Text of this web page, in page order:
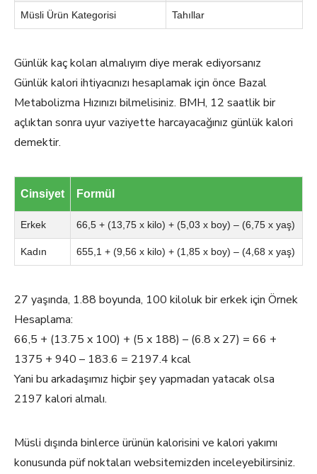
Müsli Ürün Kategorisi Tahıllar
Günlük kaç koları almalıyım diye merak ediyorsanız
Günlük kalori ihtiyacınızı hesaplamak için önce Bazal
Metabolizma Hızınızı bilmelisiniz. BMH, 12 saatlik bir
açlıktan sonra uyur vaziyette harcayacağınız günlük kalori
demektir.
Cinsiyet Formül
Erkek 66,5 + (13,75 x kilo) + (5,03 x boy) – (6,75 x yaş)
Kadın 655,1 + (9,56 x kilo) + (1,85 x boy) – (4,68 x yaş)
27 yaşında, 1.88 boyunda, 100 kiloluk bir erkek için Örnek
Hesaplama:
66,5 + (13.75 x 100) + (5 x 188) – (6.8 x 27) = 66 +
1375 + 940 – 183.6 = 2197.4 kcal
Yani bu arkadaşımız hiçbir şey yapmadan yatacak olsa
2197 kalori almalı.
Müsli dışında binlerce ürünün kalorisini ve kalori yakımı
konusunda püf noktaları websitemizden inceleyebilirsiniz.